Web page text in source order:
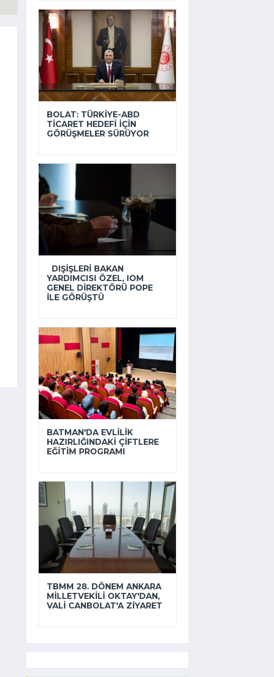
BOLAT: TÜRKIYE-ABD
TICARET HEDEFI IÇIN
GÖRÜŞMELER SÜRÜYOR
DIŞIŞLERI BAKAN
YARDIMCISI ÖZEL, IOM
GENEL DIREKTÖRÜ POPE
ILE GÖRÜŞTÜ
BATMAN'DA EVLILIK
HAZIRLIĞINDAKI ÇIFTLERE
EĞITIM PROGRAMI
TBMM 28. DÖNEM ANKARA
MILLETVEKILI OKTAY'DAN,
VALI CANBOLAT'A ZIYARET